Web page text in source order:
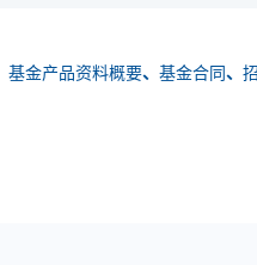
基金产品资料概要、 基金合同、